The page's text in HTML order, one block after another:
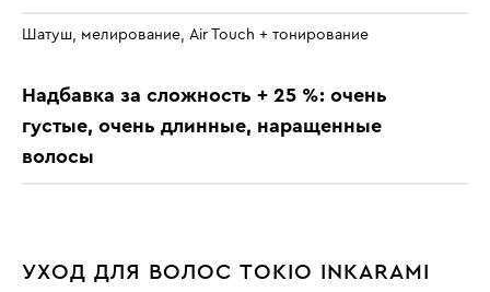
Шатуш, мелирование, Air Touch + тонирование
Надбавка за сложность + 25 %: очень
густые, очень длинные, наращенные
волосы
УХОД ДЛЯ ВОЛОС TOKIO INKARAMI